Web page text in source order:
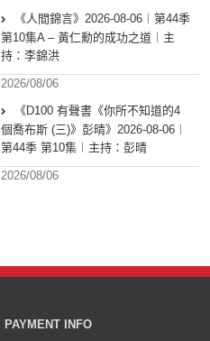
《人間錦言》2026-08-06︱第44季
第10集A – 黃仁勳的成功之道︱主
持：李錦洪
2026/08/06
《D100 有聲書《你所不知道的4
個喬布斯 (三)》彭晴》2026-08-06︱
第44季 第10集︱主持：彭晴
2026/08/06
PAYMENT INFO